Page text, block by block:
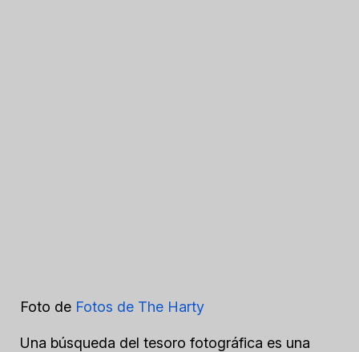
Foto de Fotos de The Harty
Una búsqueda del tesoro fotográfica es una